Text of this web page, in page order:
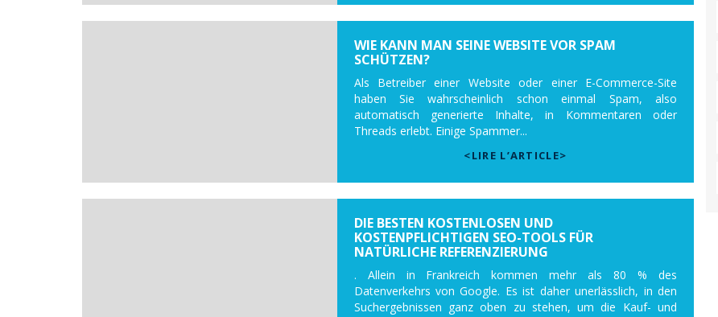
WIE KANN MAN SEINE WEBSITE VOR SPAM
SCHÜTZEN?
Als Betreiber einer Website oder einer E-Commerce-Site
haben Sie wahrscheinlich schon einmal Spam, also
automatisch generierte Inhalte, in Kommentaren oder
Threads erlebt. Einige Spammer...
<LIRE L’ARTICLE>
DIE BESTEN KOSTENLOSEN UND
KOSTENPFLICHTIGEN SEO-TOOLS FÜR
NATÜRLICHE REFERENZIERUNG
. Allein in Frankreich kommen mehr als 80 % des
Datenverkehrs von Google. Es ist daher unerlässlich, in den
Suchergebnissen ganz oben zu stehen, um die Kauf- und